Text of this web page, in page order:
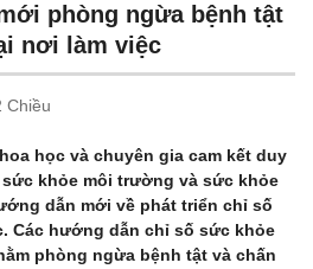
phòng ngừa bệnh tật
nơi làm việc
Chiều
học và chuyên gia cam kết duy
khỏe môi trường và sức khỏe
dẫn mới về phát triển chỉ số
Các hướng dẫn chỉ số sức khỏe
phòng ngừa bệnh tật và chấn